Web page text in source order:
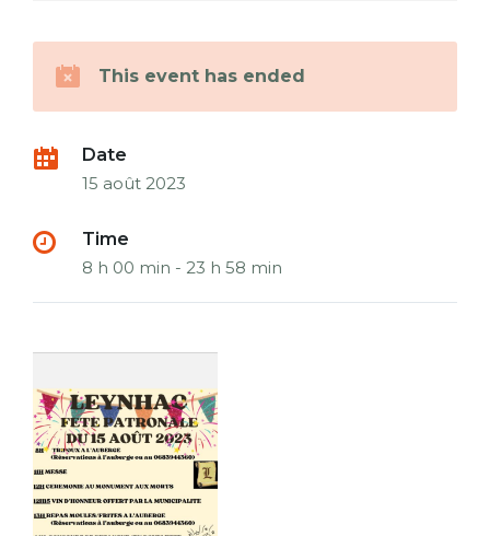
This event has ended
Date
15 août 2023
Time
8 h 00 min - 23 h 58 min